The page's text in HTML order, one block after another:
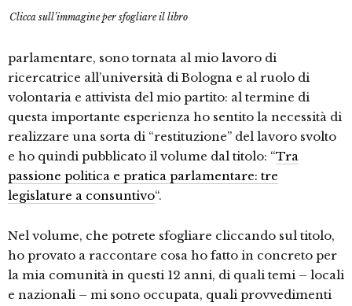
Clicca sull’immagine per sfogliare il libro
parlamentare, sono tornata al mio lavoro di
ricercatrice all’università di Bologna e al ruolo di
volontaria e attivista del mio partito: al termine di
questa importante esperienza ho sentito la necessità di
realizzare una sorta di “restituzione” del lavoro svolto
e ho quindi pubblicato il volume dal titolo: “Tra
passione politica e pratica parlamentare: tre
legislature a consuntivo“.
Nel volume, che potrete sfogliare cliccando sul titolo,
ho provato a raccontare cosa ho fatto in concreto per
la mia comunità in questi 12 anni, di quali temi – locali
e nazionali – mi sono occupata, quali provvedimenti